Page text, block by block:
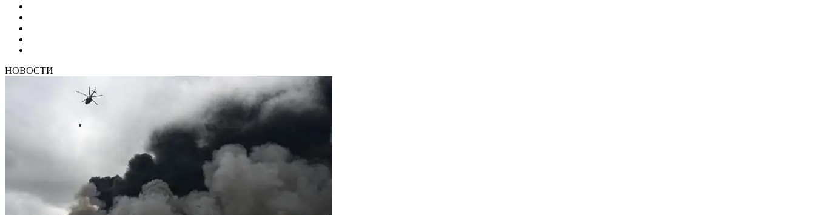
НОВОСТИ